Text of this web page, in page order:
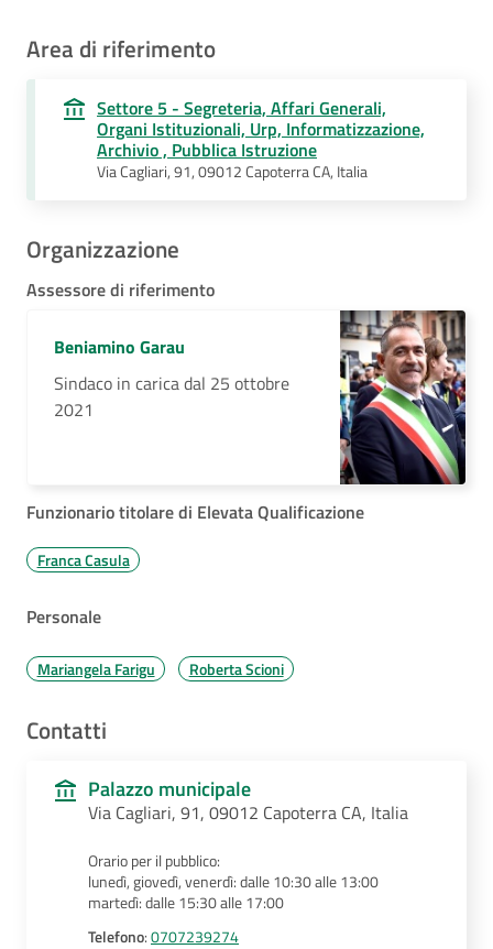
Area di riferimento
Settore 5 - Segreteria, Affari Generali,
Organi Istituzionali, Urp, Informatizzazione,
Archivio , Pubblica Istruzione
Via Cagliari, 91, 09012 Capoterra CA, Italia
Organizzazione
Assessore di riferimento
Beniamino Garau
Sindaco in carica dal 25 ottobre
2021
Funzionario titolare di Elevata Qualificazione
Franca Casula
Personale
Mariangela Farigu Roberta Scioni
Contatti
Palazzo municipale
Via Cagliari, 91, 09012 Capoterra CA, Italia
Orario per il pubblico:
lunedì, giovedì, venerdì: dalle 10:30 alle 13:00
martedì: dalle 15:30 alle 17:00
Telefono:0707239274